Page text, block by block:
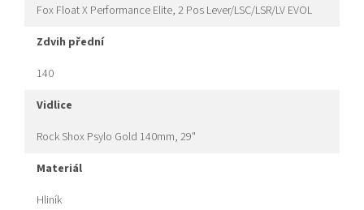
Fox Float X Performance Elite, 2 Pos Lever/LSC/LSR/LV EVOL
zdvih přední
140
vidlice
Rock Shox Psylo Gold 140mm, 29"
materiál
Hliník